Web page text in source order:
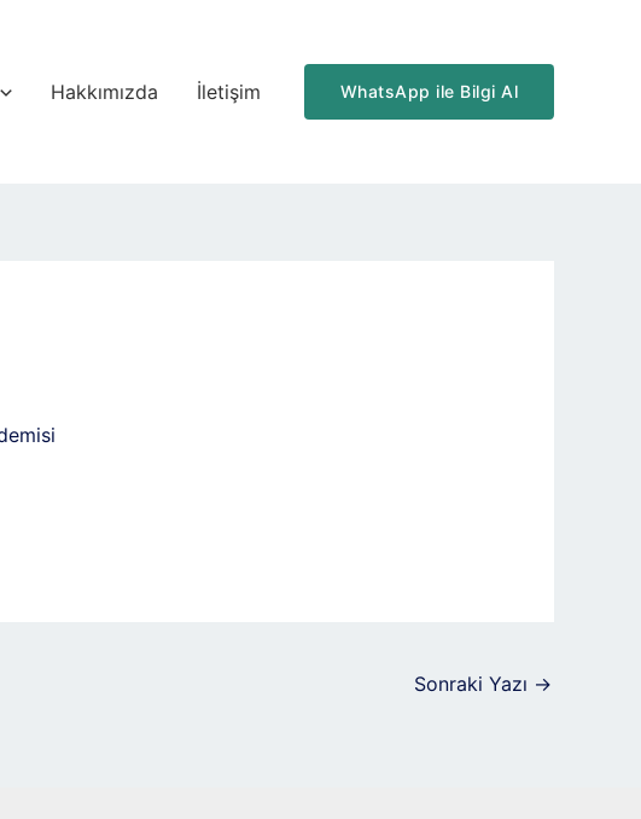
Hakkımızda İletişim WhatsApp ile Bilgi Al
Sonraki Yazı →